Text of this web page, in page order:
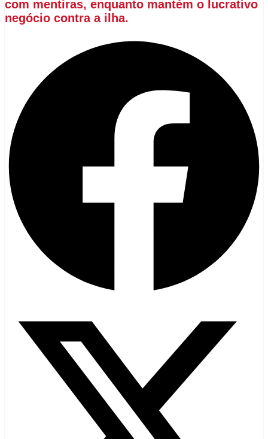
com mentiras, enquanto mantém o lucrativo
negócio contra a ilha.